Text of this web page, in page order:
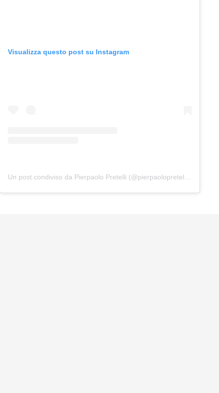
Visualizza questo post su Instagram